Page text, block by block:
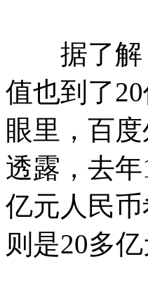
据了解，
值也到了
眼里，百
透露，去
亿元人民
则是20多